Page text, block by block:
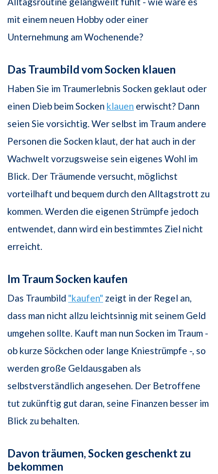
mit einem neuen Hobby oder einer
Unternehmung am Wochenende?
Das Traumbild vom Socken klauen
Haben Sie im Traumerlebnis Socken geklaut oder
einen Dieb beim Socken klauen erwischt? Dann
seien Sie vorsichtig. Wer selbst im Traum andere
Personen die Socken klaut, der hat auch in der
Wachwelt vorzugsweise sein eigenes Wohl im
Blick. Der Träumende versucht, möglichst
vorteilhaft und bequem durch den Alltagstrott zu
kommen. Werden die eigenen Strümpfe jedoch
entwendet, dann wird ein bestimmtes Ziel nicht
erreicht.
Im Traum Socken kaufen
Das Traumbild "kaufen" zeigt in der Regel an,
dass man nicht allzu leichtsinnig mit seinem Geld
umgehen sollte. Kauft man nun Socken im Traum -
ob kurze Söckchen oder lange Kniestrümpfe -, so
werden große Geldausgaben als
selbstverständlich angesehen. Der Betroffene
tut zukünftig gut daran, seine Finanzen besser im
Blick zu behalten.
Davon träumen, Socken geschenkt zu
bekommen